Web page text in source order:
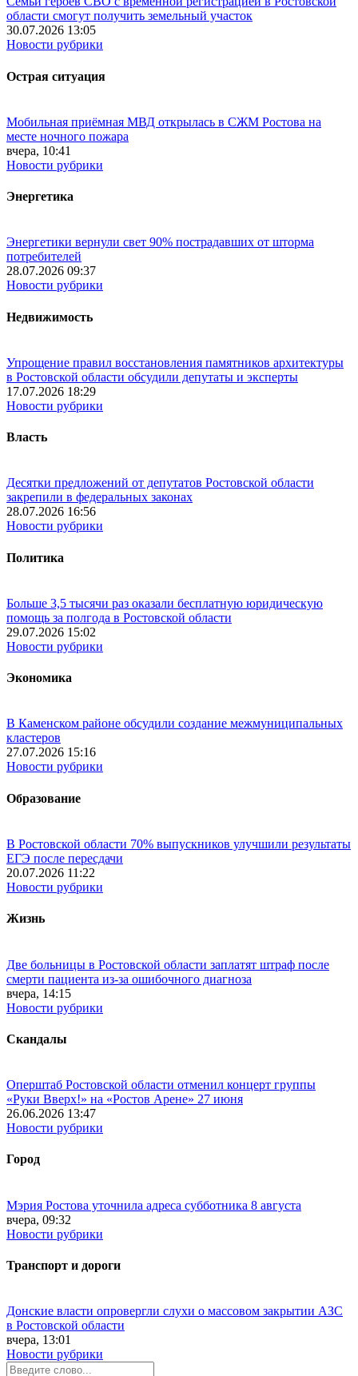
области смогут получить земельный участок
30.07.2026 13:05
Новости рубрики
Острая ситуация
Мобильная приёмная МВД открылась в СЖМ Ростова на
месте ночного пожара
вчера, 10:41
Новости рубрики
Энергетика
Энергетики вернули свет 90% пострадавших от шторма
потребителей
28.07.2026 09:37
Новости рубрики
Недвижимость
Упрощение правил восстановления памятников архитектуры
в Ростовской области обсудили депутаты и эксперты
17.07.2026 18:29
Новости рубрики
Власть
Десятки предложений от депутатов Ростовской области
закрепили в федеральных законах
28.07.2026 16:56
Новости рубрики
Политика
Больше 3,5 тысячи раз оказали бесплатную юридическую
помощь за полгода в Ростовской области
29.07.2026 15:02
Новости рубрики
Экономика
В Каменском районе обсудили создание межмуниципальных
кластеров
27.07.2026 15:16
Новости рубрики
Образование
В Ростовской области 70% выпускников улучшили результаты
ЕГЭ после пересдачи
20.07.2026 11:22
Новости рубрики
Жизнь
Две больницы в Ростовской области заплатят штраф после
смерти пациента из-за ошибочного диагноза
вчера, 14:15
Новости рубрики
Скандалы
Оперштаб Ростовской области отменил концерт группы
«Руки Вверх!» на «Ростов Арене» 27 июня
26.06.2026 13:47
Новости рубрики
Город
Мэрия Ростова уточнила адреса субботника 8 августа
вчера, 09:32
Новости рубрики
Транспорт и дороги
Донские власти опровергли слухи о массовом закрытии АЗС
в Ростовской области
вчера, 13:01
Новости рубрики